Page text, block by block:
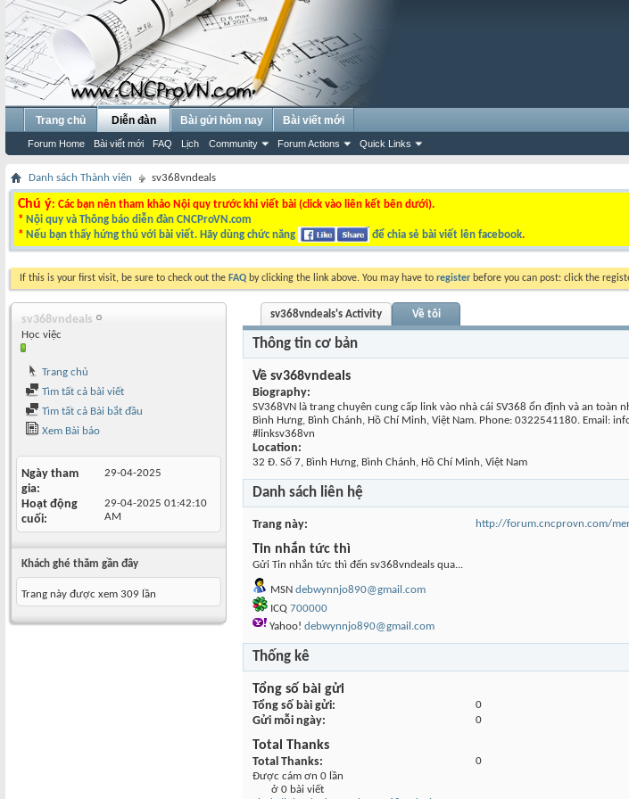
Trang chủ Diễn đàn
Forum Home Bài viết mới FAQ Lịch Community Forum Actions Quick Links
Bài gửi hôm nay Bài viết mới
Danh sách Thành viên sv368vndeals
Chú ý: Các bạn nên tham khảo Nội quy trước khi viết bài (click vào liên kết bên dưới).
* Nội quy và Thông báo diễn đàn CNCProVN.com
* Nếu bạn thấy hứng thú với bài viết. Hãy dùng chức năng để chia sẻ bài viết lên facebook.
If this is your first visit, be sure to check out the FAQ by clicking the link above. You may have to register before you can post: click the
sv368vndeals
Học việc
Trang chủ
Tìm tất cả bài viết
Tìm tất cả Bài bắt đầu
Xem Bài báo
Ngày tham
gia
29-04-2025
Hoạt động
cuối
29-04-2025 01:42:10
AM
Khách ghé thăm gần đây
Trang này được xem 309 lần
sv368vndeals's Activity Về tôi
Thông tin cơ bản
Về sv368vndeals
Biography:
SV368VN là trang chuyên cung cấp link vào nhà cái SV368 ổn định và an
Bình Hưng, Bình Chánh, Hồ Chí Minh, Việt Nam. Phone: 0322541180. Email:
#linksv368vn
Location:
32 Đ. Số 7, Bình Hưng, Bình Chánh, Hồ Chí Minh, Việt Nam
Danh sách liên hệ
Trang này http://forum.cncprovn.com/
Tin nhắn tức thì
Gửi Tin nhắn tức thì đến sv368vndeals qua...
MSN debwynnjo890@gmail.com
ICQ 700000
Yahoo! debwynnjo890@gmail.com
Thống kê
Tổng số bài gửi
Tổng số bài gửi 0
Gửi mỗi ngày 0
Total Thanks
Total Thanks
0
Được cám ơn 0 lần
ở 0 bài viết